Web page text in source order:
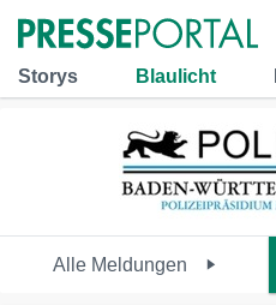
Storys Blaulicht
Alle Meldungen